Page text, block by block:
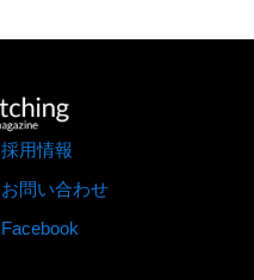
採用情報
お問い合わせ
Facebook